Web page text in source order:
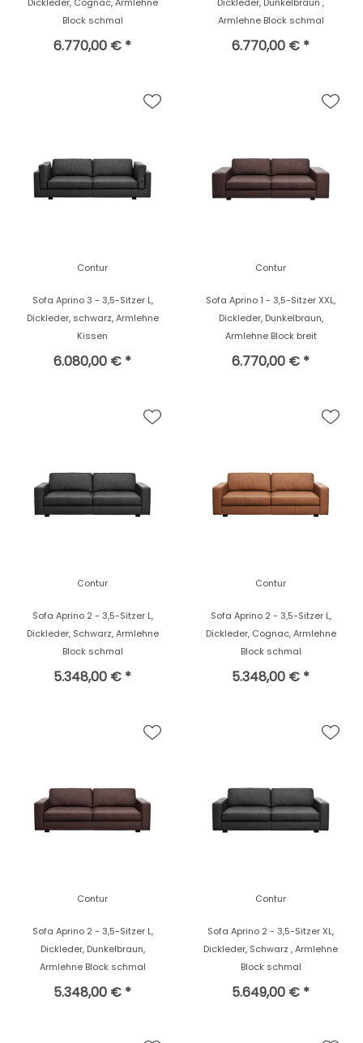
Block schmal
6.770,00 € *
Armlehne Block schmal
6.770,00 € *
Contur
Sofa Aprino 3 - 3,5-Sitzer L,
Dickleder, schwarz, Armlehne
Kissen
6.080,00 € *
Contur
Sofa Aprino 1 - 3,5-Sitzer XXL,
Dickleder, Dunkelbraun,
Armlehne Block breit
6.770,00 € *
Contur
Sofa Aprino 2 - 3,5-Sitzer L,
Dickleder, Schwarz, Armlehne
Block schmal
5.348,00 € *
Contur
Sofa Aprino 2 - 3,5-Sitzer L,
Dickleder, Cognac, Armlehne
Block schmal
5.348,00 € *
Contur
Sofa Aprino 2 - 3,5-Sitzer L,
Dickleder, Dunkelbraun,
Armlehne Block schmal
5.348,00 € *
Contur
Sofa Aprino 2 - 3,5-Sitzer XL,
Dickleder, Schwarz , Armlehne
Block schmal
5.649,00 € *